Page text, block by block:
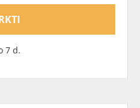
7 d.